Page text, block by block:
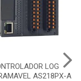
LOG
AS218PX-A